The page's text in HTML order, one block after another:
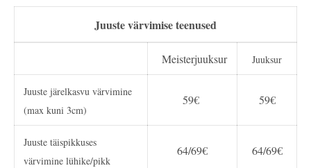
Juuste värvimise teenused
Meisterjuuksur Juuksur
Juuste järelkasvu värvimine
(max kuni 3cm)
59€ 59€
Juuste täispikkuses
värvimine lühike/pikk
64/69€ 64/69€